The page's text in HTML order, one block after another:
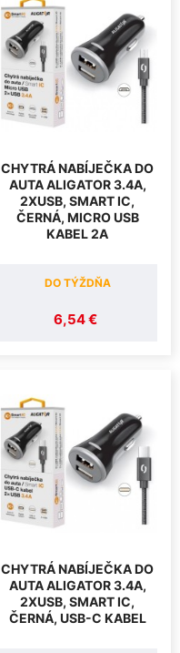
CHYTRÁ NABÍJEČKA DO
AUTA ALIGATOR 3.4A,
2XUSB, SMART IC,
ČERNÁ, MICRO USB
KABEL 2A
6,54 €
DO TÝŽDŇA
CHYTRÁ NABÍJEČKA DO
AUTA ALIGATOR 3.4A,
2XUSB, SMART IC,
ČERNÁ, USB-C KABEL